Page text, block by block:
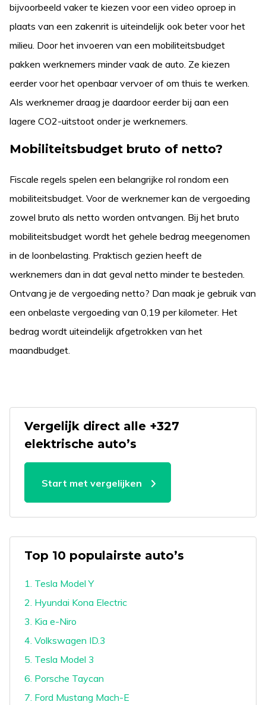
bijvoorbeeld vaker te kiezen voor een video oproep in
plaats van een zakenrit is uiteindelijk ook beter voor het
milieu. Door het invoeren van een mobiliteitsbudget
pakken werknemers minder vaak de auto. Ze kiezen
eerder voor het openbaar vervoer of om thuis te werken.
Als werknemer draag je daardoor eerder bij aan een
lagere CO2-uitstoot onder je werknemers.
Mobiliteitsbudget bruto of netto?
Fiscale regels spelen een belangrijke rol rondom een
mobiliteitsbudget. Voor de werknemer kan de vergoeding
zowel bruto als netto worden ontvangen. Bij het bruto
mobiliteitsbudget wordt het gehele bedrag meegenomen
in de loonbelasting. Praktisch gezien heeft de
werknemers dan in dat geval netto minder te besteden.
Ontvang je de vergoeding netto? Dan maak je gebruik van
een onbelaste vergoeding van 0,19 per kilometer. Het
bedrag wordt uiteindelijk afgetrokken van het
maandbudget.
Vergelijk direct alle +327
elektrische auto’s
Start met vergelijken
Top 10 populairste auto’s
1. Tesla Model Y
2. Hyundai Kona Electric
3. Kia e-Niro
4. Volkswagen ID.3
5. Tesla Model 3
6. Porsche Taycan
7. Ford Mustang Mach-E